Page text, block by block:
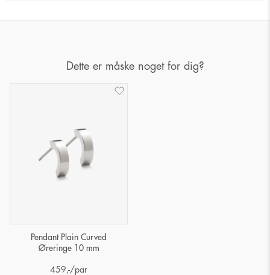
Dette er måske noget for dig?
Pendant Plain Curved
Øreringe 10 mm
459 ,-/par